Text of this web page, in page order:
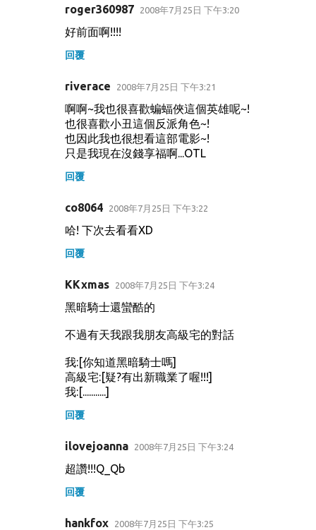
roger360987 2008年7月25日 下午3:20
好前面啊!!!!
回覆
riverace 2008年7月25日 下午3:21
啊啊~我也很喜歡蝙蝠俠這個英雄呢~!
也很喜歡小丑這個反派角色~!
也因此我也很想看這部電影~!
只是我現在沒錢享福啊...OTL
回覆
co8064 2008年7月25日 下午3:22
哈! 下次去看看XD
回覆
KKxmas 2008年7月25日 下午3:24
黑暗騎士還蠻酷的
不過有天我跟我朋友高級宅的對話
我:[你知道黑暗騎士嗎]
高級宅:[疑?有出新職業了喔!!!]
我:[...........]
回覆
ilovejoanna 2008年7月25日 下午3:24
超讚!!!Q_Qb
回覆
hankfox 2008年7月25日 下午3:25